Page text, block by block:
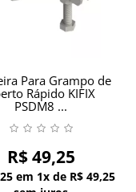
Para Grampo de
Rápido KIFIX
PSDM8 ...
R$ 49,25
em 1x de R$ 49,25